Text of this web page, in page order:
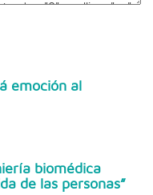
emoción al
biomédica
de las personas”